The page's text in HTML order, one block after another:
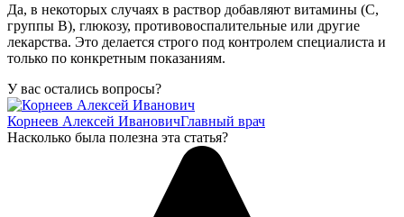
Да, в некоторых случаях в раствор добавляют витамины (С,
группы B), глюкозу, противовоспалительные или другие
лекарства. Это делается строго под контролем специалиста и
только по конкретным показаниям.
У вас остались вопросы?
Корнеев Алексей ИвановичГлавный врач
Насколько была полезна эта статья?